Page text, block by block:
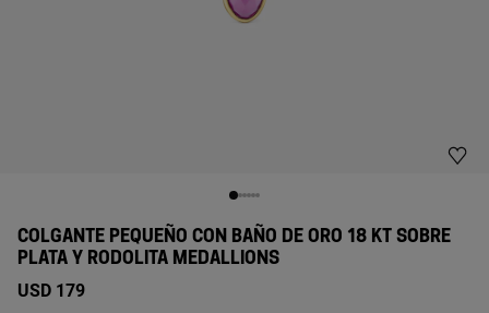
COLGANTE PEQUEÑO CON BAÑO DE ORO 18 KT SOBRE
PLATA Y RODOLITA MEDALLIONS
USD 179